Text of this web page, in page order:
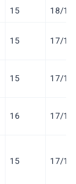
15 18/
15 17/
15 17/
16 17/
15 17/